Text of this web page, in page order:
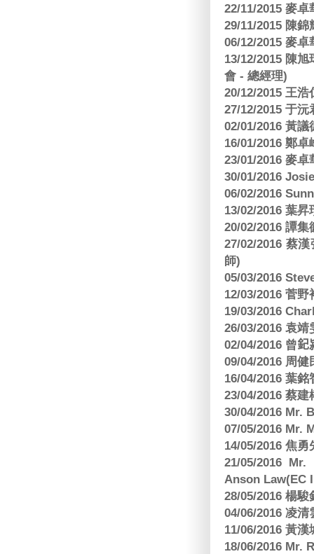
22/11/2015 麥
29/11/2015 陳
06/12/2015 麥
13/12/2015 陳
會 - 總經理)
20/12/2015 王
27/12/2015 于
02/01/2016 黃
16/01/2016 鄭
23/01/2016 麥
30/01/2016
06/02/2016
13/02/2016 葉
20/02/2016 譚
27/02/2016 蔡
師)
05/03/2016
12/03/2016 菅
19/03/2016
26/03/2016 袁
02/04/2016 曾
09/04/2016 周
16/04/2016 葉
23/04/2016 蔡
30/04/2016 Mr.
07/05/2016 Mr.
14/05/2016 焦
21/05/2016
Anson Law(EC
28/05/2016 楊
04/06/2016 凌
11/06/2016 黃
18/06/2016 Mr.